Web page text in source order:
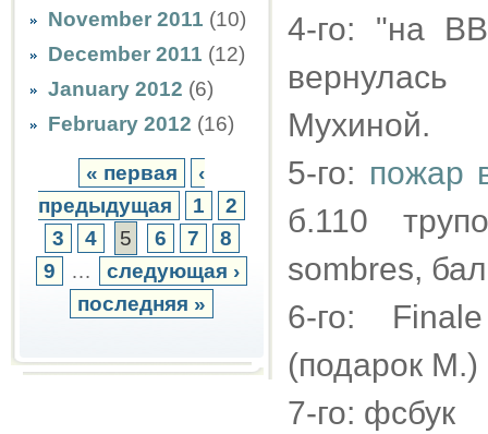
November 2011 (10)
December 2011 (12)
January 2012 (6)
February 2012 (16)
« первая
‹
предыдущая
1
2
3
4 5 6 7
8
9
…
следующая ›
последняя »
4-го: "на
Мухиной.
5-го: пожар
б.110
sombres,
6-го:
(подарок М.)
7-го: фсбук